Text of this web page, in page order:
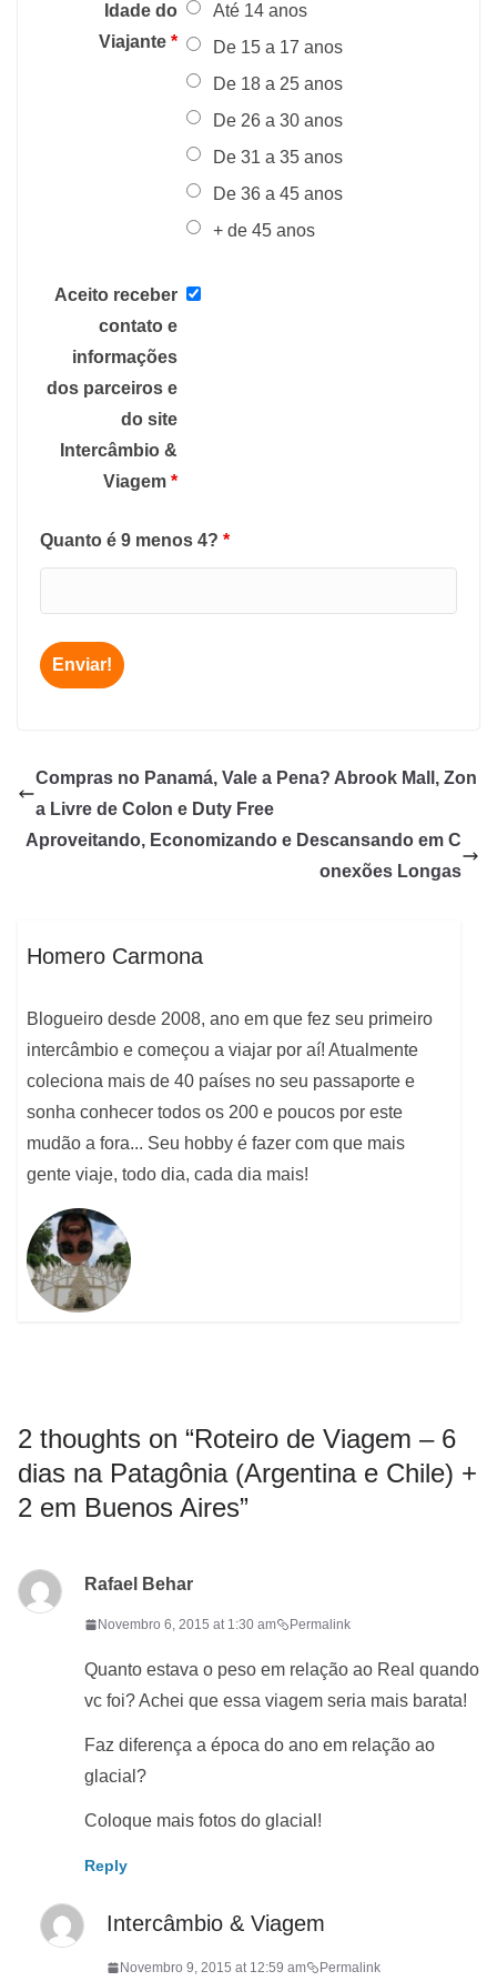
Idade do
Viajante*
Até 14 anos
De 15 a 17 anos
De 18 a 25 anos
De 26 a 30 anos
De 31 a 35 anos
De 36 a 45 anos
+ de 45 anos
Aceito receber
contato e
informações
dos parceiros e
do site
Intercâmbio &
Viagem*
Quanto é 9 menos 4? *
Compras no Panamá, Vale a Pena? Abrook Mall, Zon
a Livre de Colon e Duty Free
Aproveitando, Economizando e Descansando em C
onexões Longas
Homero Carmona
Blogueiro desde 2008, ano em que fez seu primeiro
intercâmbio e começou a viajar por aí! Atualmente
coleciona mais de 40 países no seu passaporte e
sonha conhecer todos os 200 e poucos por este
mudão a fora... Seu hobby é fazer com que mais
gente viaje, todo dia, cada dia mais!
2 thoughts on “Roteiro de Viagem – 6
dias na Patagônia (Argentina e Chile) +
2 em Buenos Aires”
Rafael Behar
Novembro 6, 2015 at 1:30 am Permalink
Quanto estava o peso em relação ao Real quando
vc foi? Achei que essa viagem seria mais barata!
Faz diferença a época do ano em relação ao
glacial?
Coloque mais fotos do glacial!
Reply
Intercâmbio & Viagem
Novembro 9, 2015 at 12:59 am Permalink